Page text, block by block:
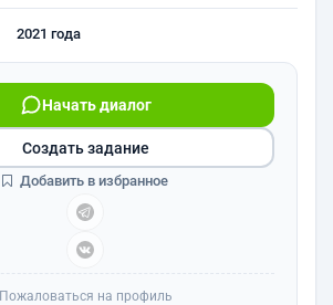
2021 года
Начать диалог
Создать задание
Добавить в избранное
Пожаловаться на профиль